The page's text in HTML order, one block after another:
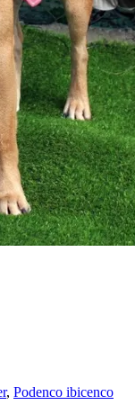
, Podenco ibicenco